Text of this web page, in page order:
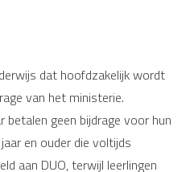
dat hoofdzakelijk wordt
van het ministerie.
betalen geen bijdrage voor hun
en ouder die voltijds
aan DUO, terwijl leerlingen